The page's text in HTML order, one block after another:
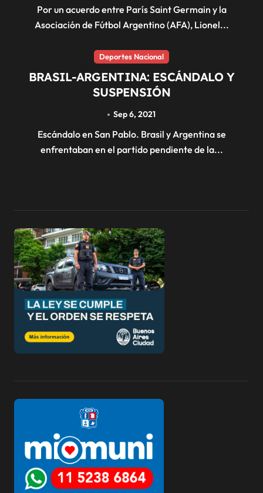
Por un acuerdo entre París Saint Germain y la
Asociación de Fútbol Argentino (AFA), Lionel...
Deportes Nacional
BRASIL-ARGENTINA: ESCÁNDALO Y
SUSPENSIÓN
Sep 6, 2021
Escándalo en San Pablo. Brasil y Argentina se
enfrentaban en el partido pendiente de la...